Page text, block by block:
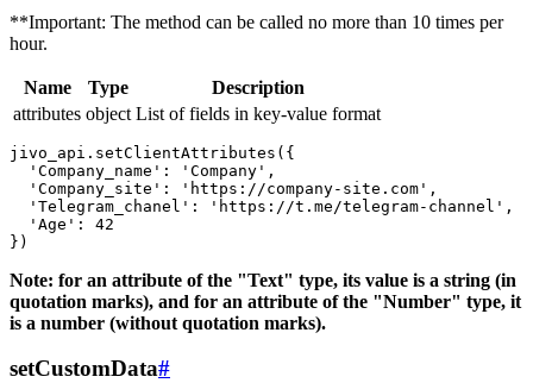
**Important: The method can be called no more than 10 times per
hour.
Name Type
Description
attributes object List of fields in key-value format
jivo_api.setClientAttributes({
  'Company_name': 'Company',
  'Company_site': 'https://company-site.com',
  'Telegram_chanel': 'https://t.me/telegram-channel',
  'Age': 42
Note: for an attribute of the "Text" type, its value is a string (in
quotation marks), and for an attribute of the "Number" type, it
is a number (without quotation marks).
setCustomData#